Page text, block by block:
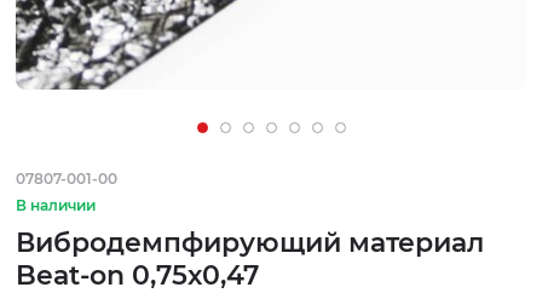
07807-001-00
В наличии
Вибродемпфирующий материал
Beat-on 0,75х0,47